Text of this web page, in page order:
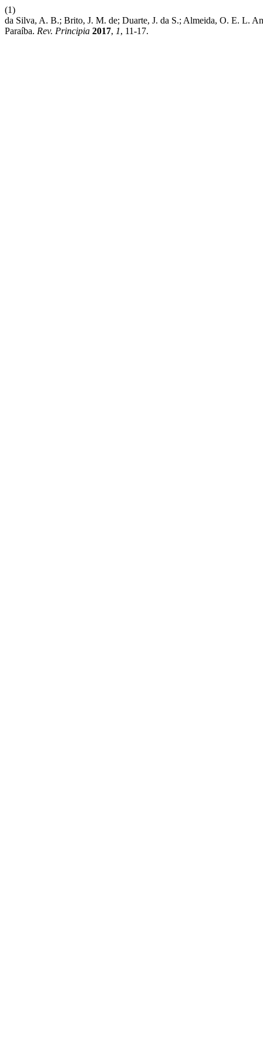
(1)
da Silva, A. B.; Brito, J. M. de; Duarte, J. da S.; Almeida, O. E. L.
Paraíba. Rev. Principia 2017, 1, 11-17.